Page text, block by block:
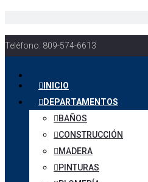
Teléfono: 809-574-6613
INICIO
DEPARTAMENTOS
BAÑOS
CONSTRUCCIÓN
MADERA
PINTURAS